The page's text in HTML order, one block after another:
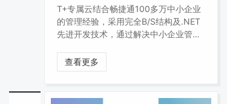
T+专属云结合畅捷通100多万中小企业
的管理经验，采用完全B/S结构及.NET
先进开发技术，通过解决中小企业管理
环节的控制与管理，提升管理水平，为
企业带来更多管理价值。
查看更多